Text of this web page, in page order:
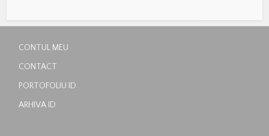
CONTUL MEU
CONTACT
PORTOFOLIU ID
ARHIVA ID